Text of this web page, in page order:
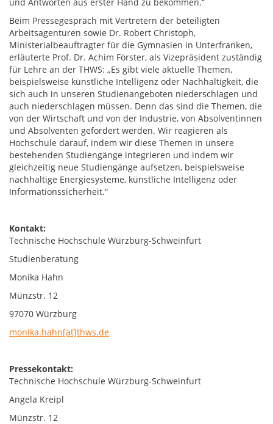
Beim Pressegespräch mit Vertretern der beteiligten
Arbeitsagenturen sowie Dr. Robert Christoph,
Ministerialbeauftragter für die Gymnasien in Unterfranken,
erläuterte Prof. Dr. Achim Förster, als Vizepräsident zuständig
für Lehre an der THWS: „Es gibt viele aktuelle Themen,
beispielsweise künstliche Intelligenz oder Nachhaltigkeit, die
sich auch in unseren Studienangeboten niederschlagen und
auch niederschlagen müssen. Denn das sind die Themen, die
von der Wirtschaft und von der Industrie, von Absolventinnen
und Absolventen gefordert werden. Wir reagieren als
Hochschule darauf, indem wir diese Themen in unsere
bestehenden Studiengänge integrieren und indem wir
gleichzeitig neue Studiengänge aufsetzen, beispielsweise
nachhaltige Energiesysteme, künstliche Intelligenz oder
Informationssicherheit.“
Kontakt:
Technische Hochschule Würzburg-Schweinfurt
Studienberatung
Monika Hahn
Münzstr. 12
97070 Würzburg
monika.hahn[at]thws.de
Pressekontakt:
Technische Hochschule Würzburg-Schweinfurt
Angela Kreipl
Münzstr. 12